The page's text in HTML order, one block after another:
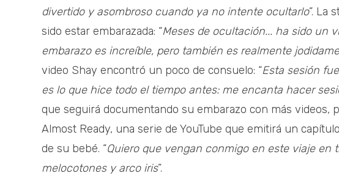
divertido y asombroso cuando ya no intente ocultarlo”. La
sido estar embarazada: “Meses de ocultación... ha sido un
embarazo es increíble, pero también es realmente
video Shay encontró un poco de consuelo: “Esta sesión
es lo que hice todo el tiempo antes: me encanta hacer
que seguirá documentando su embarazo con más videos,
Almost Ready, una serie de YouTube que emitirá un
de su bebé. “Quiero que vengan conmigo en este viaje en
melocotones y arco iris”.